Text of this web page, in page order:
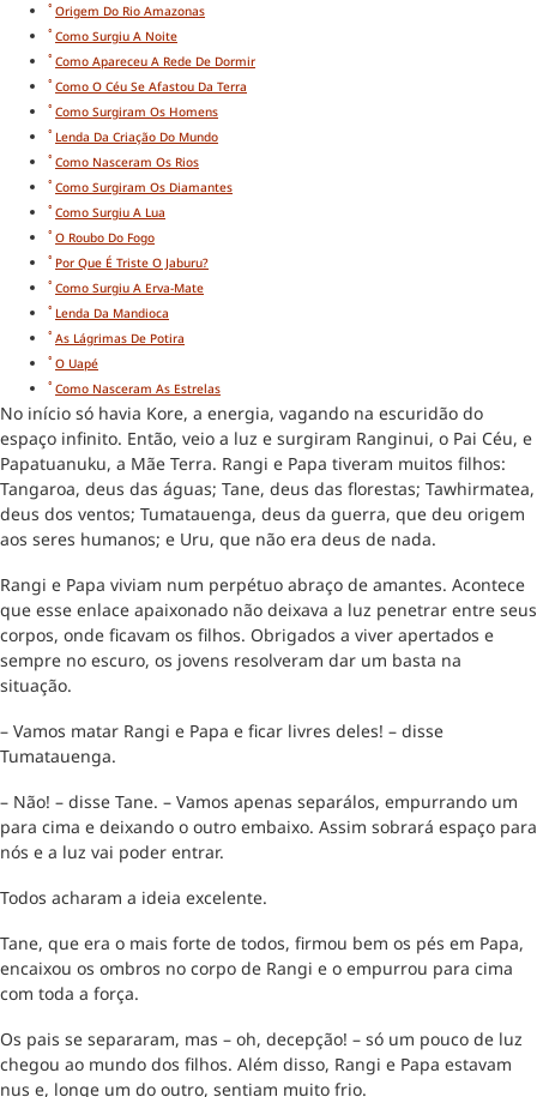
Origem Do Rio Amazonas
Como Surgiu A Noite
​Como Apareceu A Rede De Dormir
Como O Céu Se Afastou Da Terra
Como Surgiram Os Homens
​Lenda Da Criação Do Mundo
Como Nasceram Os Rios
Como Surgiram Os Diamantes
​Como Surgiu A Lua
O Roubo Do Fogo
​Por Que É Triste O Jaburu?
Como Surgiu A Erva-Mate
Lenda Da Mandioca
As Lágrimas De Potira
O Uapé
Como Nasceram As Estrelas
No início só havia Kore, a energia, vagando na escuridão do
espaço infinito. Então, veio a luz e surgiram Ranginui, o Pai Céu, e
Papatuanuku, a Mãe Terra. Rangi e Papa tiveram muitos filhos:
Tangaroa, deus das águas; Tane, deus das florestas; Tawhirmatea,
deus dos ventos; Tumatauenga, deus da guerra, que deu origem
aos seres humanos; e Uru, que não era deus de nada.
Rangi e Papa viviam num perpétuo abraço de amantes. Acontece
que esse enlace apaixonado não deixava a luz penetrar entre seus
corpos, onde ficavam os filhos. Obrigados a viver apertados e
sempre no escuro, os jovens resolveram dar um basta na
situação.
– Vamos matar Rangi e Papa e ficar livres deles! – disse
Tumatauenga.
– Não! – disse Tane. – Vamos apenas separálos, empurrando um
para cima e deixando o outro embaixo. Assim sobrará espaço para
nós e a luz vai poder entrar.
Todos acharam a ideia excelente.
Tane, que era o mais forte de todos, firmou bem os pés em Papa,
encaixou os ombros no corpo de Rangi e o empurrou para cima
com toda a força.
Os pais se separaram, mas – oh, decepção! – só um pouco de luz
chegou ao mundo dos filhos. Além disso, Rangi e Papa estavam
nus e, longe um do outro, sentiam muito frio.